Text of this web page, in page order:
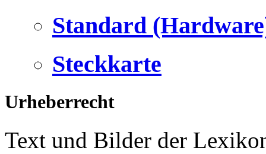
Standard
Steckkarte
Urheberrecht
Text und Bilder der